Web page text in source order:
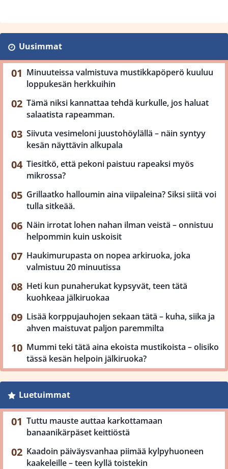
Uusimmat
Minuuteissa valmistuva mustikkapöperö kuuluu
loppukesän herkkuihin
Tämä niksi kannattaa tehdä kurkulle, jos haluat
salaatista rapeamman.
Siivuta vesimeloni juustohöylällä – näin syntyy
kesän näyttävin alkupala
Tiesitkö, että pekoni paistuu rapeaksi myös
mikrossa?
Grillaatko halloumin aina viipaleina? Siksi siitä voi
tulla sitkeää.
Näin irrotat lohen nahan ilman veistä – onnistuu
helpommin kuin uskoisit
Haukimurupasta on nopea arkiruoka, joka
valmistuu 20 minuutissa
Heti kun punaherukat kypsyvät, teen tätä
kuohkeaa jälkiruokaa
Lisää korppujauhojen sekaan tätä – kuha, siika ja
ahven maistuvat paljon paremmilta
Mummi teki tätä aina ekoista mustikoista – olisiko
tässä kesän helpoin jälkiruoka?
Luetuimmat
Tuttu mauste auttaa karkottamaan
banaanikärpäset keittiöstä
Kaadoin päiväysvanhaa piimää kylpyhuoneen
kaakeleille – teen kyllä toistekin